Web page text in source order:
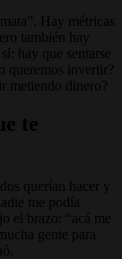
Hay métricas
también hay
hay que sentarse
queremos invertir?
metiendo dinero?
te
querían hacer y
me podía
el brazo: “acá me
gente para